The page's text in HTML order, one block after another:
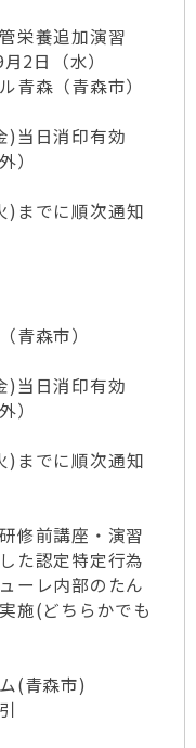
栄養追加演習
2日（水）
青森（青森市）
)当日消印有効
）
)までに順次通知
青森市）
)当日消印有効
）
)までに順次通知
修前講座・演習
た認定特定行為
ーレ内部のたん
施(どちらかでも
(青森市)